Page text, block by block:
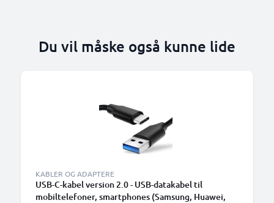
Du vil måske også kunne lide
KABLER OG ADAPTERE
USB-C-kabel version 2.0 - USB-datakabel til
mobiltelefoner, smartphones (Samsung, Huawei,